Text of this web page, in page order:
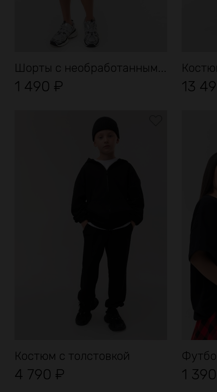
Шорты с необработанным...
1 490 ₽ 13
Костюм с толстовкой
4 790 ₽ 1